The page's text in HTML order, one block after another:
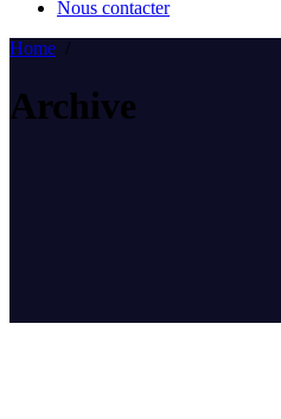
Nous contacter
Home /
Archive